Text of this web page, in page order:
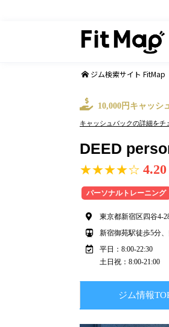
ジム検索サイト FitMap
10,000円キャッシ
キャッシュバックの詳細をチ
DEED
★★★★☆ 4.20
パーソナルトレーニング
東京都新宿区四谷4-
新宿御苑駅徒歩5分
平日：8:00-22:30
土日祝：8:00-21:00
ジム情報